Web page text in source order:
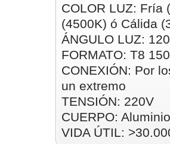
COLOR LUZ: Fría
(4500K) ó Cálida
ÁNGULO LUZ:
FORMATO: T8
CONEXIÓN: Por
un extremo
TENSIÓN: 220V
CUERPO: Aluminio
VIDA ÚTIL: